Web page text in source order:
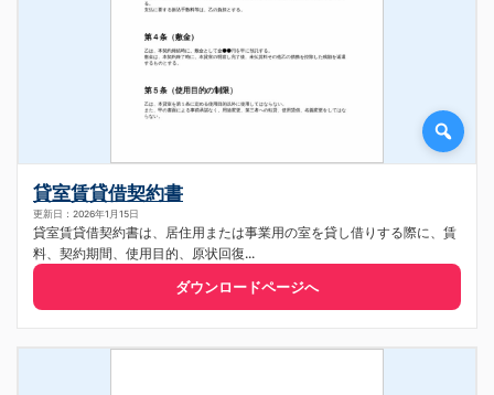
貸室賃貸借契約書
更新日：2026年1月15日
貸室賃貸借契約書は、居住用または事業用の室を貸し借りする際に、賃
料、契約期間、使用目的、原状回復...
ダウンロードページへ